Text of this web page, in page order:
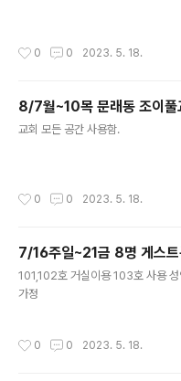
0 0 2023. 5. 18.
8/7월~10목 문래동 조이
교회 모든 공간 사용함.
0 0 2023. 5. 18.
7/16주일~21금 8명 게스트
101,102호 거실이용 103호 사용
가정
0 0 2023. 5. 18.